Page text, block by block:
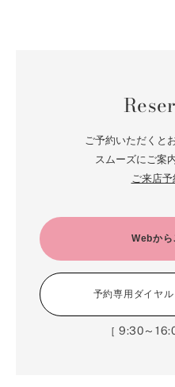
ご予約いただくと
スムーズにご案
ご来店
Webから
予約専用ダイヤル
［9:30～